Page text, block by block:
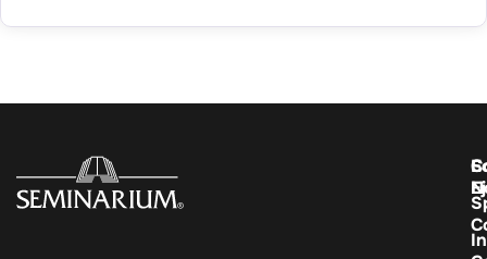
In